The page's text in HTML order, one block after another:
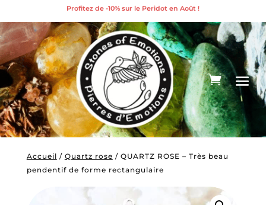
Profitez de -10% sur le Peridot en Août !
Accueil / Quartz rose / QUARTZ ROSE – Très beau
pendentif de forme rectangulaire